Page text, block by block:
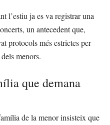
l’estiu ja es va registrar una
un antecedent que,
protocols més estrictes per
menors.
que demana
de la menor insisteix que